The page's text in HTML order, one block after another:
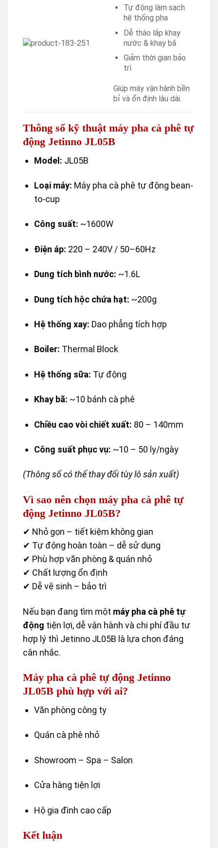
Tự động làm sạch
hệ thống pha
Dễ tháo lắp khay
nước & khay bã
Giảm thời gian bảo
trì
Giúp máy vận hành bền
bỉ và ổn định lâu dài.
Thông số kỹ thuật máy pha cà phê tự
động Jetinno JL05B
Model: JL05B
Loại máy: Máy pha cà phê tự động bean-
to-cup
Công suất: ~1600W
Điện áp: 220 – 240V / 50–60Hz
Dung tích bình nước: ~1.6L
Dung tích hộc chứa hạt: ~200g
Hệ thống xay: Dao phẳng tích hợp
Boiler: Thermal Block
Hệ thống sữa: Tự động
Khay bã: ~10 bánh cà phê
Chiều cao vòi chiết xuất: 80 – 140mm
Công suất phục vụ: ~10 – 50 ly/ngày
(Thông số có thể thay đổi tùy lô sản xuất)
Vì sao nên chọn máy pha cà phê tự
động Jetinno JL05B?
✔ Nhỏ gọn – tiết kiệm không gian
✔ Tự động hoàn toàn – dễ sử dụng
✔ Phù hợp văn phòng & quán nhỏ
✔ Chất lượng ổn định
✔ Dễ vệ sinh – bảo trì
Nếu bạn đang tìm một máy pha cà phê tự
động tiện lợi, dễ vận hành và chi phí đầu tư
hợp lý thì Jetinno JL05B là lựa chọn đáng
cân nhắc.
Máy pha cà phê tự động Jetinno
JL05B phù hợp với ai?
Văn phòng công ty
Quán cà phê nhỏ
Showroom – Spa – Salon
Cửa hàng tiện lợi
Hộ gia đình cao cấp
Kết luận